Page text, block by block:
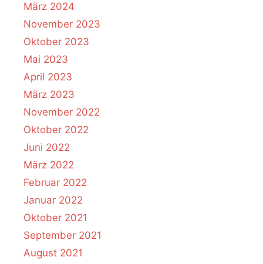
März 2024
November 2023
Oktober 2023
Mai 2023
April 2023
März 2023
November 2022
Oktober 2022
Juni 2022
März 2022
Februar 2022
Januar 2022
Oktober 2021
September 2021
August 2021